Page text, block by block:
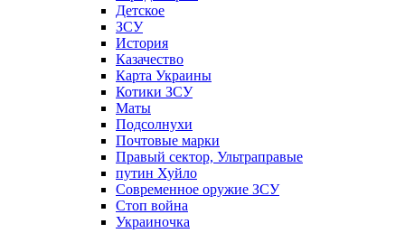
Детское
ЗСУ
История
Казачество
Карта Украины
Котики ЗСУ
Маты
Подсолнухи
Почтовые марки
Правый сектор, Ультраправые
путин Хуйло
Современное оружие ЗСУ
Стоп война
Украиночка